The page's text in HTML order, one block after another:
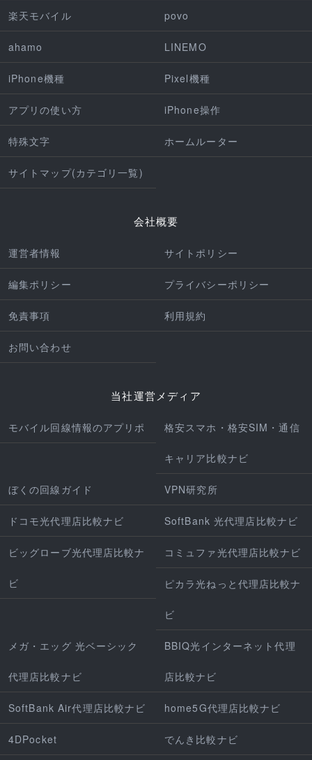
楽天モバイル povo
ahamo LINEMO
iPhone機種 Pixel機種
アプリの使い方 iPhone操作
特殊文字 ホームルーター
サイトマップ(カテゴリ一覧)
会社概要
運営者情報 サイトポリシー
編集ポリシー プライバシーポリシー
免責事項 利用規約
お問い合わせ
当社運営メディア
モバイル回線情報のアプリポ 格安スマホ・格安SIM・通信
キャリア比較ナビ
ぼくの回線ガイド VPN研究所
ドコモ光代理店比較ナビ SoftBank 光代理店比較ナビ
ビッグローブ光代理店比較ナ
ビ
コミュファ光代理店比較ナビ
ピカラ光ねっと代理店比較ナ
ビ
メガ・エッグ 光ベーシック
代理店比較ナビ
BBIQ光インターネット代理
店比較ナビ
SoftBank Air代理店比較ナビ home5G代理店比較ナビ
4DPocket でんき比較ナビ